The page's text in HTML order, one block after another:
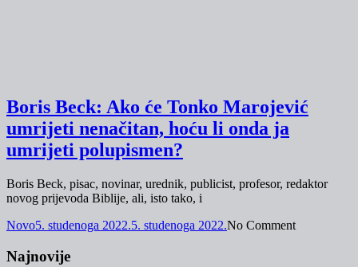
Boris Beck: Ako će Tonko Marojević
umrijeti nenačitan, hoću li onda ja
umrijeti polupismen?
Boris Beck, pisac, novinar, urednik, publicist, profesor, redaktor
novog prijevoda Biblije, ali, isto tako, i
Novo5. studenoga 2022.5. studenoga 2022.No Comment
Najnovije